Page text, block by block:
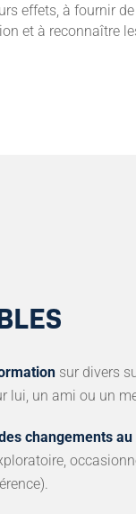
effets, à fournir de
et à reconnaître
sur divers
lui, un ami ou un
changements au